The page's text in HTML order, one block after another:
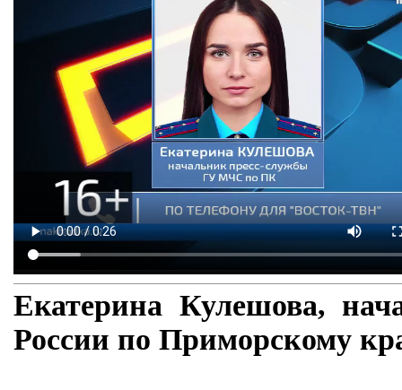
Екатерина Кулешова,
России по Приморскому